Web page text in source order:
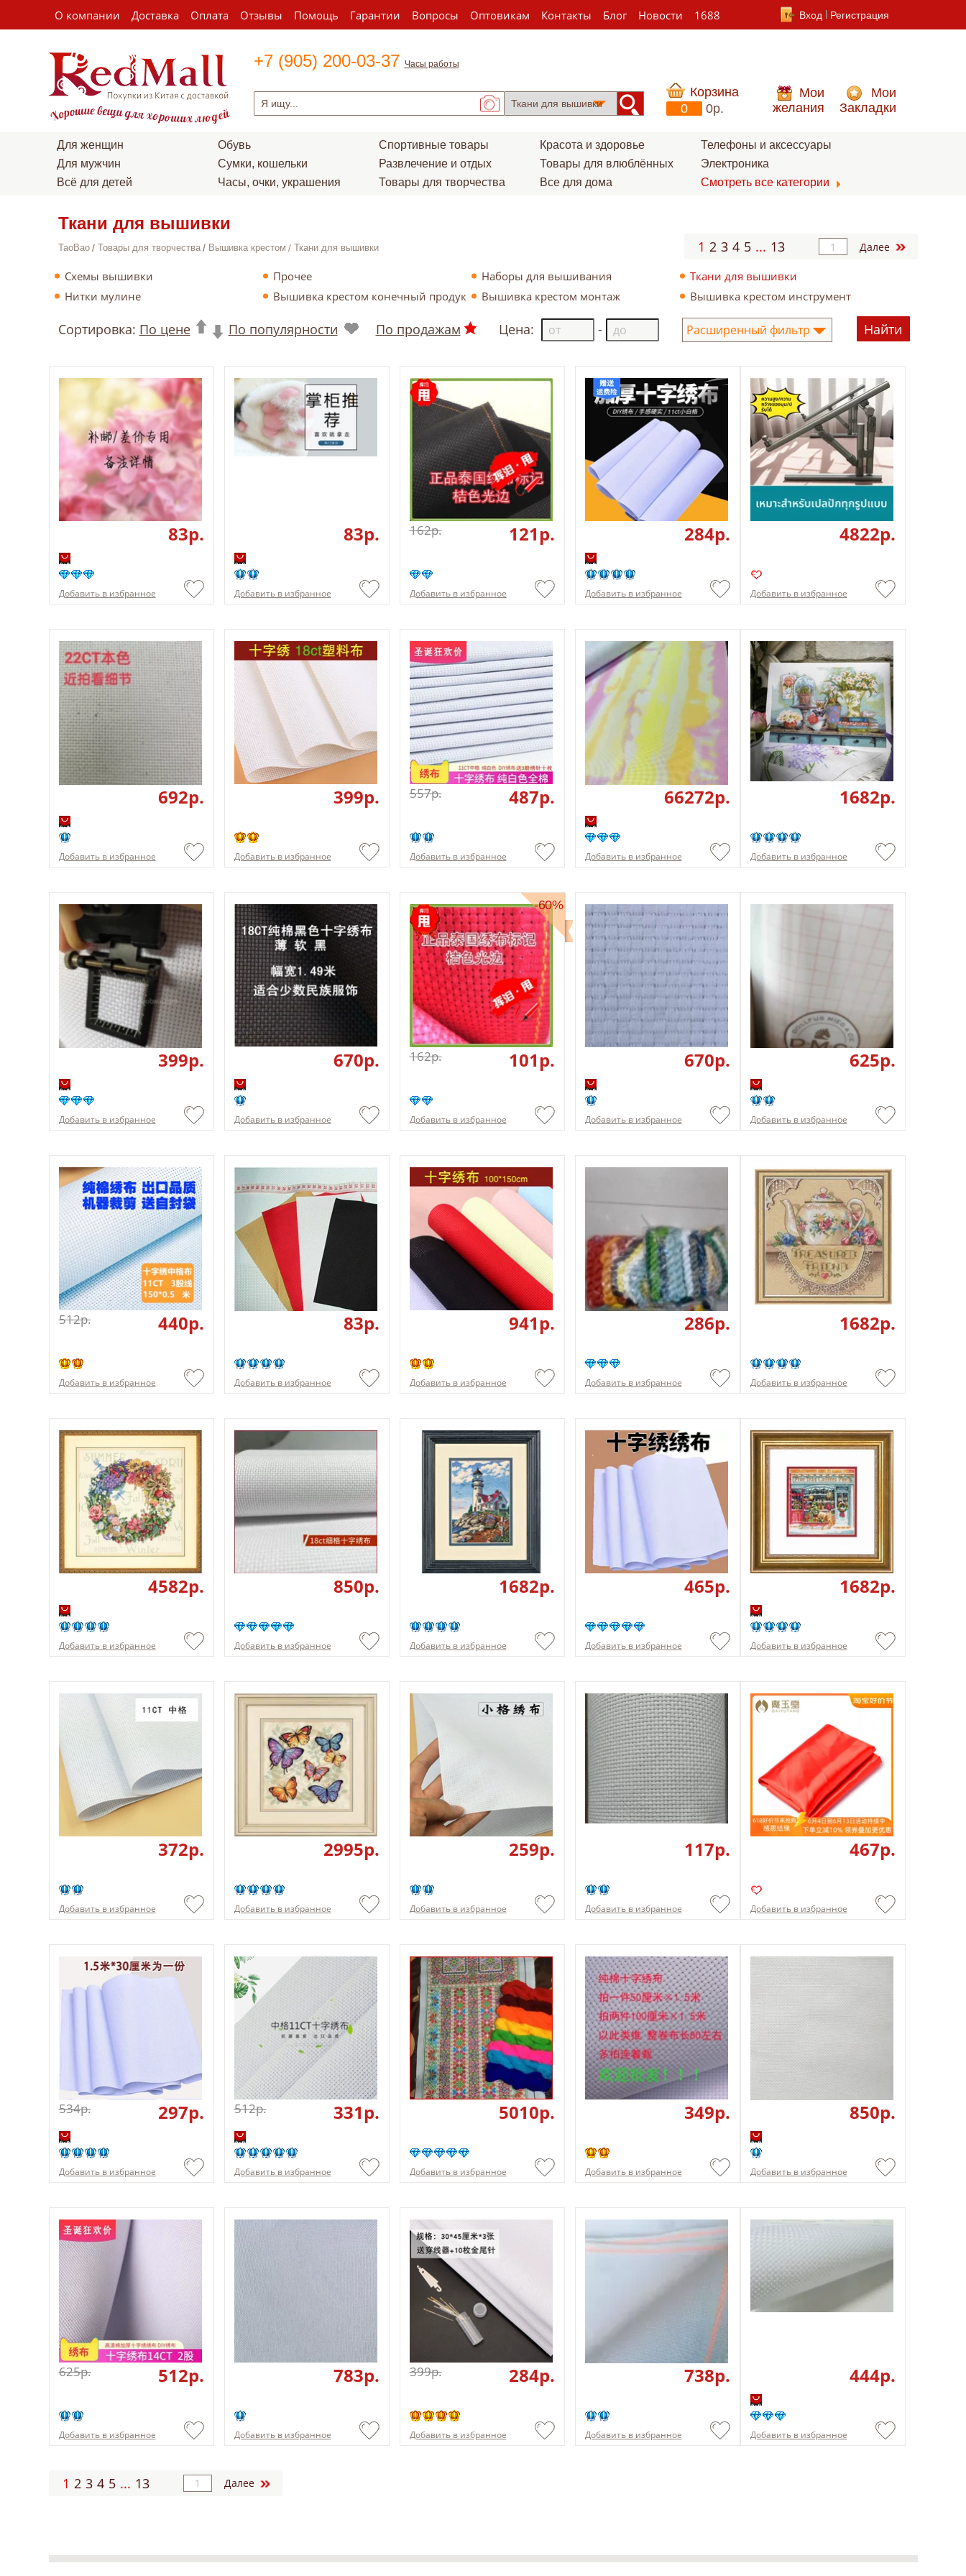
О компании Доставка Оплата Отзывы Помощь Гарантии Вопросы Оптовикам Контакты Блог Новости 1688 Вход Регистрация
+7 (905) 200-03-37 Часы работы
Корзина
0
0p.
Мои
желания
Мои
Закладки
Для женщин
Для мужчин
Всё для детей
Обувь
Сумки, кошельки
Часы, очки, украшения
Спортивные товары
Развлечение и отдых
Товары для творчества
Красота и здоровье
Товары для влюблённых
Все для дома
Телефоны и аксессуары
Электроника
Смотреть все категории
Ткани для вышивки
TaoBao Товары для творчества Вышивка крестом Ткани для вышивки 1 2 3 4 5 ... 13 Далее
Схемы вышивки Прочее Наборы для вышивания
Ткани для вышивки
Нитки мулине
Вышивка крестом конечный продукт Вышивка крестом монтаж Вышивка крестом инструмент
Сортировка: По цене По популярности По продажам Цена: - Расширенный фильтр
83p.
Добавить в избранное
83p.
Добавить в избранное
162p. 121p.
Добавить в избранное
284p.
Добавить в избранное
4822p.
Добавить в избранное
692p.
Добавить в избранное
399p.
Добавить в избранное
557p. 487p.
Добавить в избранное
66272p.
Добавить в избранное
1682p.
Добавить в избранное
399p.
Добавить в избранное
670p.
Добавить в избранное
-60%
162p. 101p.
Добавить в избранное
670p.
Добавить в избранное
625p.
Добавить в избранное
512p. 440p.
Добавить в избранное
83p.
Добавить в избранное
941p.
Добавить в избранное
286p.
Добавить в избранное
1682p.
Добавить в избранное
4582p.
Добавить в избранное
850p.
Добавить в избранное
1682p.
Добавить в избранное
465p.
Добавить в избранное
1682p.
Добавить в избранное
372p.
Добавить в избранное
2995p.
Добавить в избранное
259p.
Добавить в избранное
117p.
Добавить в избранное
467p.
Добавить в избранное
534p. 297p.
Добавить в избранное
512p. 331p.
Добавить в избранное
5010p.
Добавить в избранное
349p.
Добавить в избранное
850p.
Добавить в избранное
625p. 512p.
Добавить в избранное
783p.
Добавить в избранное
399p. 284p.
Добавить в избранное
738p.
Добавить в избранное
444p.
Добавить в избранное
1 2 3 4 5 ... 13 Далее